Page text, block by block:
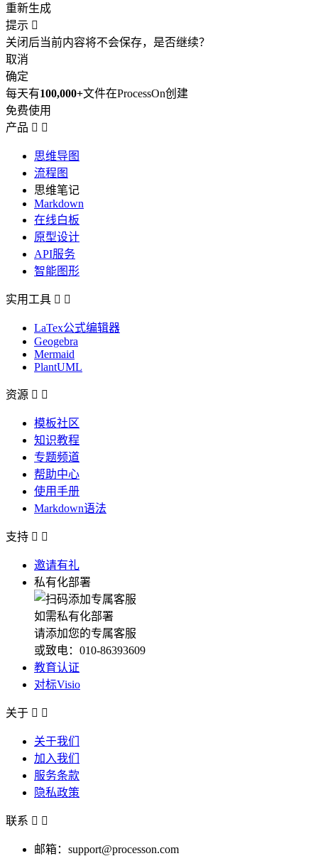
重新生成
提示 
关闭后当前内容将不会保存，是否继续？
取消
确定
每天有100,000+文件在ProcessOn创建
免费使用
产品  
思维导图
流程图
思维笔记
Markdown
在线白板
原型设计
API服务
智能图形
实用工具  
LaTex公式编辑器
Geogebra
Mermaid
PlantUML
资源  
模板社区
知识教程
专题频道
帮助中心
使用手册
Markdown语法
支持  
邀请有礼
私有化部署
如需私有化部署
请添加您的专属客服
或致电：010-86393609
教育认证
对标Visio
关于  
关于我们
加入我们
服务条款
隐私政策
联系  
邮箱：support@processon.com